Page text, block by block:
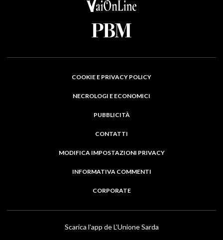
COOKIE E PRIVACY POLICY
NECROLOGI E ECONOMICI
PUBBLICITÀ
CONTATTI
MODIFICA IMPOSTAZIONI PRIVACY
INFORMATIVA COMMENTI
CORPORATE
Scarica l'app de L'Unione Sarda